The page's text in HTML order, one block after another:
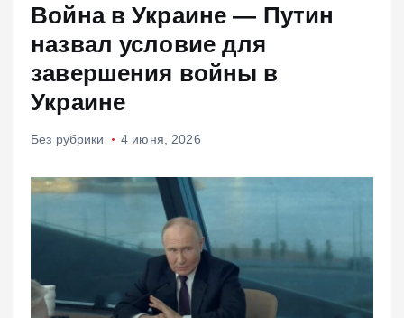
Война в Украине — Путин
назвал условие для
завершения войны в
Украине
Без рубрики 4 июня, 2026